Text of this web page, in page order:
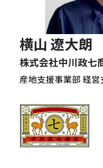
横山 遼大朗
株式会社中川政七
産地支援事業部 経